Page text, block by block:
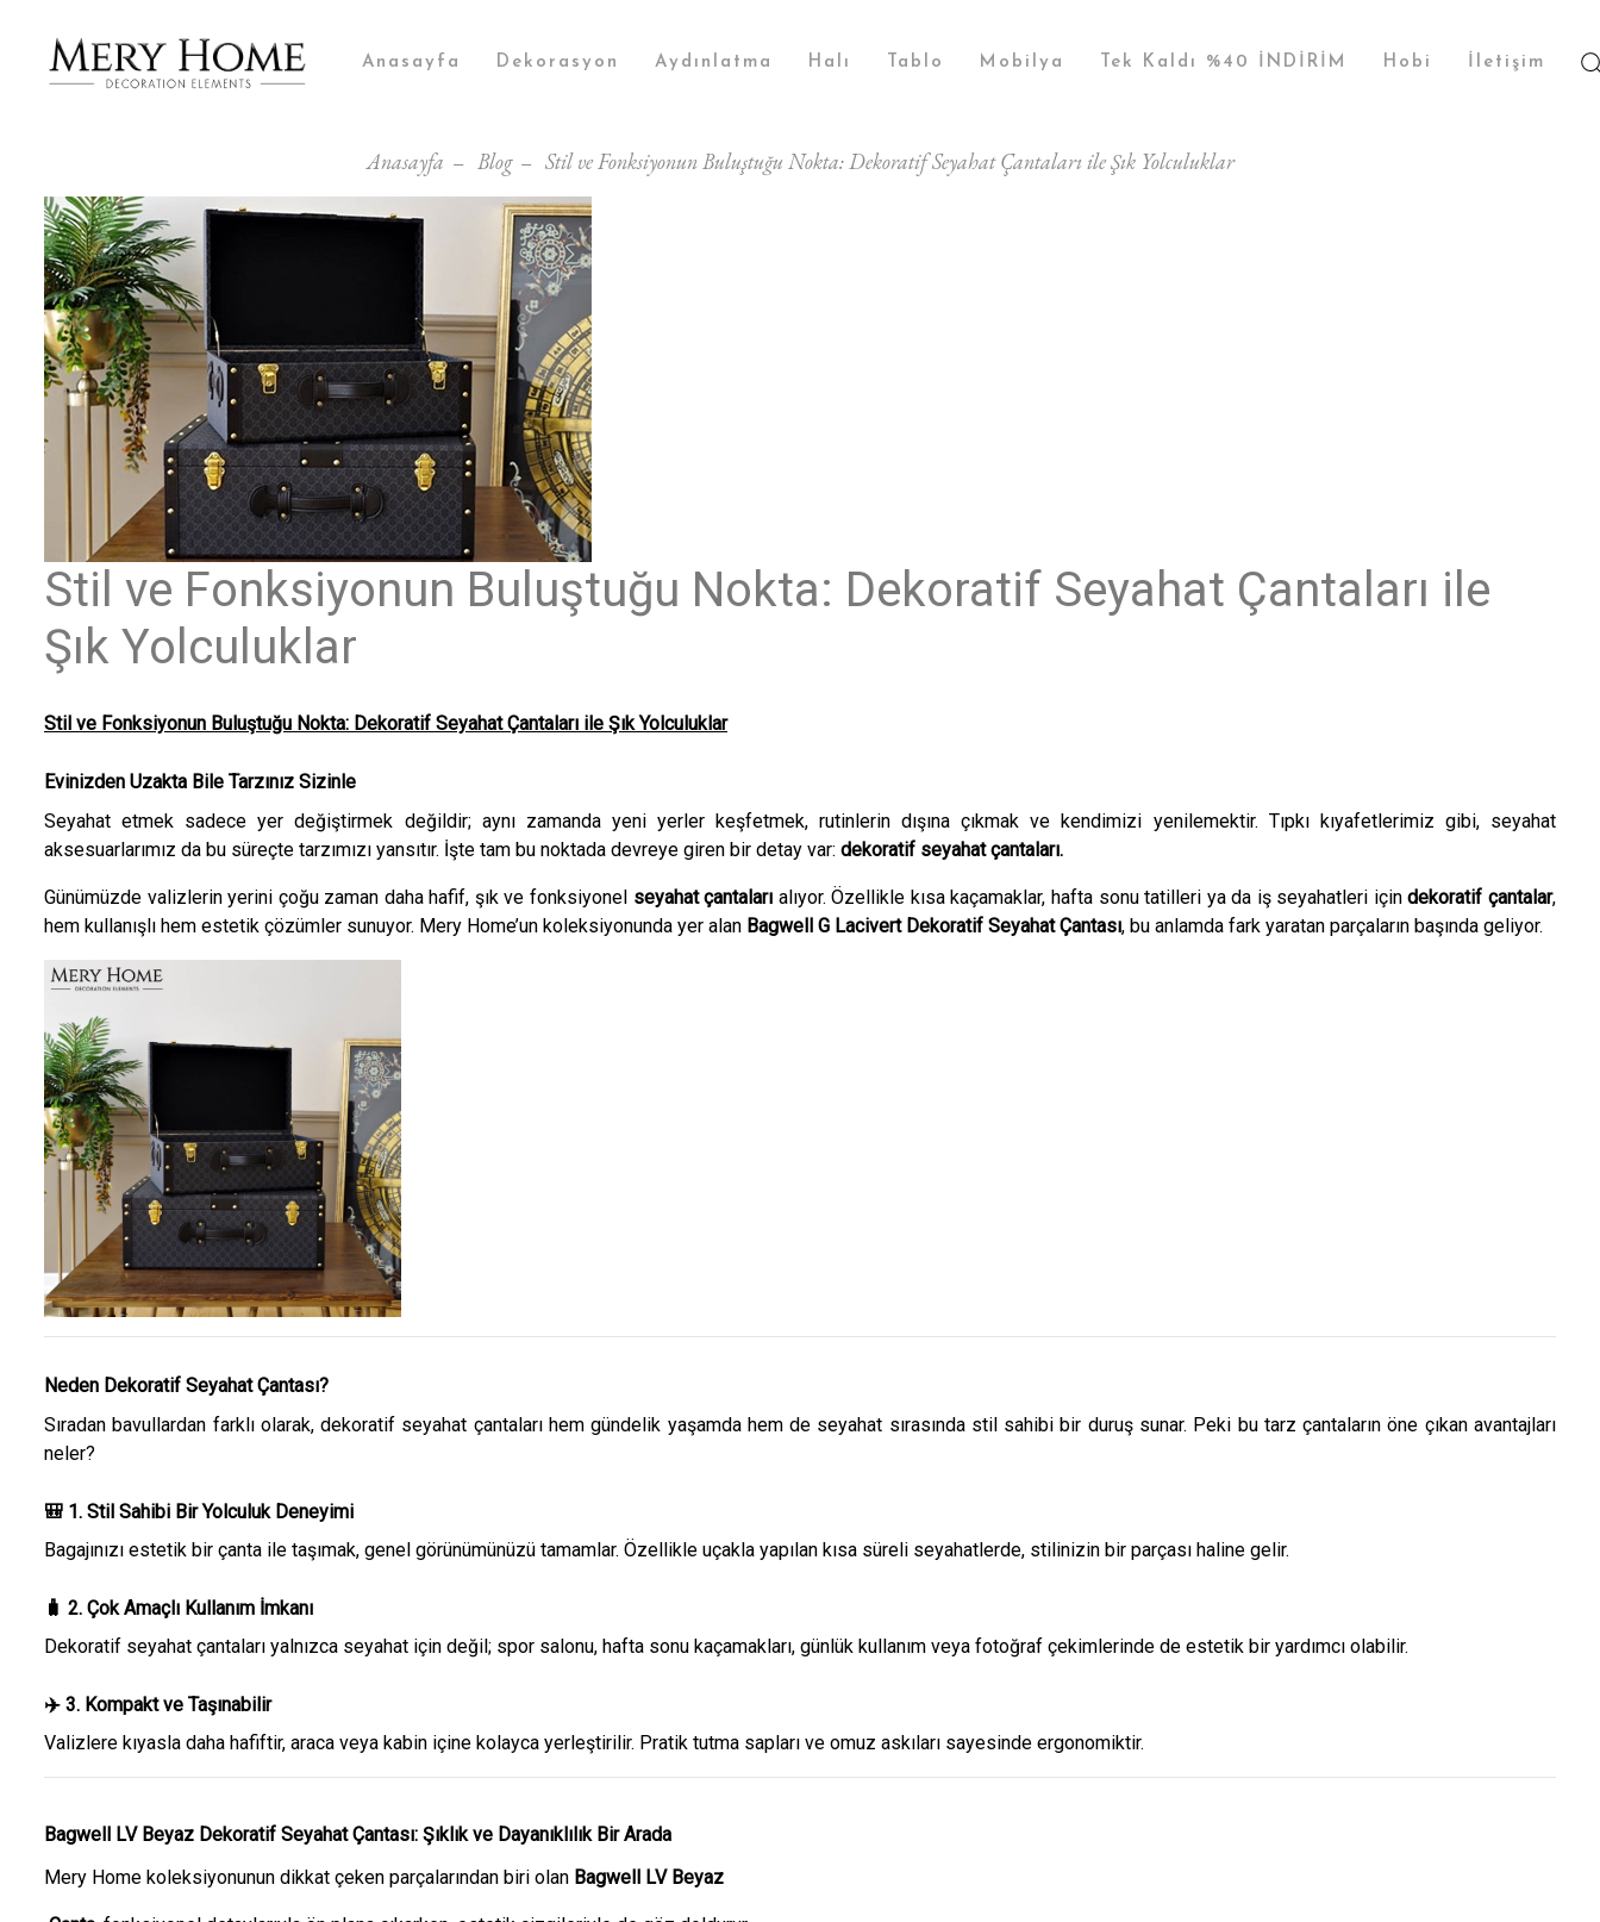
Anasayfa Dekorasyon Aydınlatma Halı Tablo Mobilya Tek Kaldı %40 İNDİRİM Hobi İletişim
Anasayfa Blog Stil ve Fonksiyonun Buluştuğu Nokta: Dekoratif Seyahat Çantaları ile Şık Yolculuklar
Stil ve Fonksiyonun Buluştuğu Nokta: Dekoratif Seyahat Çantaları ile
Şık Yolculuklar
Stil ve Fonksiyonun Buluştuğu Nokta: Dekoratif Seyahat Çantaları ile Şık Yolculuklar
Evinizden Uzakta Bile Tarzınız Sizinle
Seyahat etmek sadece yer değiştirmek değildir; aynı zamanda yeni yerler keşfetmek, rutinlerin dışına çıkmak ve kendimizi yenilemektir. Tıpkı kıyafetlerimiz gibi, seyahat
aksesuarlarımız da bu süreçte tarzımızı yansıtır. İşte tam bu noktada devreye giren bir detay var: dekoratif seyahat çantaları.
Günümüzde valizlerin yerini çoğu zaman daha hafif, şık ve fonksiyonel seyahat çantaları alıyor. Özellikle kısa kaçamaklar, hafta sonu tatilleri ya da iş seyahatleri içindekoratif çantalar,
hem kullanışlı hem estetik çözümler sunuyor. Mery Home’un koleksiyonunda yer alan Bagwell G Lacivert Dekoratif Seyahat Çantası, bu anlamda fark yaratan parçaların başında geliyor.
Neden Dekoratif Seyahat Çantası?
Sıradan bavullardan farklı olarak, dekoratif seyahat çantaları hem gündelik yaşamda hem de seyahat sırasında stil sahibi bir duruş sunar. Peki bu tarz çantaların öne çıkan avantajları
neler?
🎒 1. Stil Sahibi Bir Yolculuk Deneyimi
Bagajınızı estetik bir çanta ile taşımak, genel görünümünüzü tamamlar. Özellikle uçakla yapılan kısa süreli seyahatlerde, stilinizin bir parçası haline gelir.
🧳 2. Çok Amaçlı Kullanım İmkanı
Dekoratif seyahat çantaları yalnızca seyahat için değil; spor salonu, hafta sonu kaçamakları, günlük kullanım veya fotoğraf çekimlerinde de estetik bir yardımcı olabilir.
✈️ 3. Kompakt ve Taşınabilir
Valizlere kıyasla daha hafiftir, araca veya kabin içine kolayca yerleştirilir. Pratik tutma sapları ve omuz askıları sayesinde ergonomiktir.
Bagwell LV Beyaz Dekoratif Seyahat Çantası: Şıklık ve Dayanıklılık Bir Arada
Mery Home koleksiyonunun dikkat çeken parçalarından biri olan Bagwell LV Beyaz